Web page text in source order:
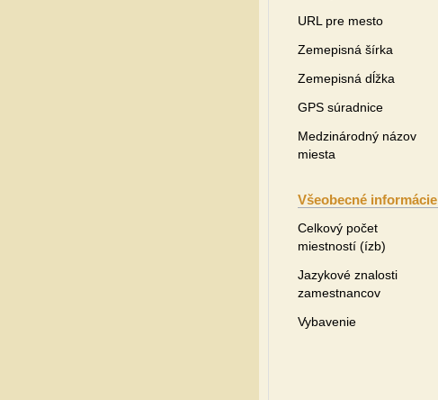
URL pre mesto
Zemepisná šírka
Zemepisná dĺžka
GPS súradnice
Medzinárodný názov
miesta
Všeobecné informácie
Celkový počet
miestností (ízb)
Jazykové znalosti
zamestnancov
Vybavenie